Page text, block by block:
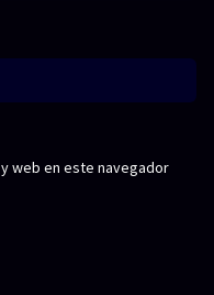
web en este navegador